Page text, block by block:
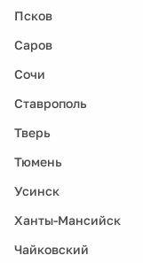
Псков
Саров
Сочи
Ставрополь
Тверь
Тюмень
Усинск
Ханты-Мансийск
Чайковский